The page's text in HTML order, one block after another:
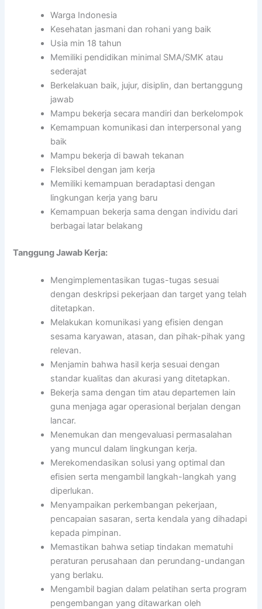
Warga Indonesia
Kesehatan jasmani dan rohani yang baik
Usia min 18 tahun
Memiliki pendidikan minimal SMA/SMK atau
sederajat
Berkelakuan baik, jujur, disiplin, dan bertanggung
jawab
Mampu bekerja secara mandiri dan berkelompok
Kemampuan komunikasi dan interpersonal yang
baik
Mampu bekerja di bawah tekanan
Fleksibel dengan jam kerja
Memiliki kemampuan beradaptasi dengan
lingkungan kerja yang baru
Kemampuan bekerja sama dengan individu dari
berbagai latar belakang
Tanggung Jawab Kerja:
Mengimplementasikan tugas-tugas sesuai
dengan deskripsi pekerjaan dan target yang telah
ditetapkan.
Melakukan komunikasi yang efisien dengan
sesama karyawan, atasan, dan pihak-pihak yang
relevan.
Menjamin bahwa hasil kerja sesuai dengan
standar kualitas dan akurasi yang ditetapkan.
Bekerja sama dengan tim atau departemen lain
guna menjaga agar operasional berjalan dengan
lancar.
Menemukan dan mengevaluasi permasalahan
yang muncul dalam lingkungan kerja.
Merekomendasikan solusi yang optimal dan
efisien serta mengambil langkah-langkah yang
diperlukan.
Menyampaikan perkembangan pekerjaan,
pencapaian sasaran, serta kendala yang dihadapi
kepada pimpinan.
Memastikan bahwa setiap tindakan mematuhi
peraturan perusahaan dan perundang-undangan
yang berlaku.
Mengambil bagian dalam pelatihan serta program
pengembangan yang ditawarkan oleh